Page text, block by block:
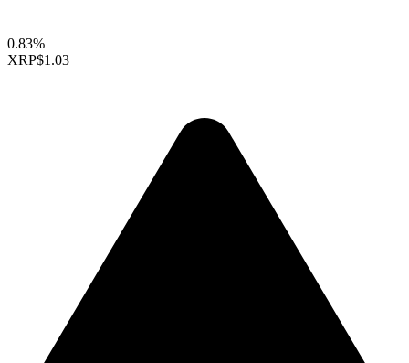
0.83%
XRP$1.03